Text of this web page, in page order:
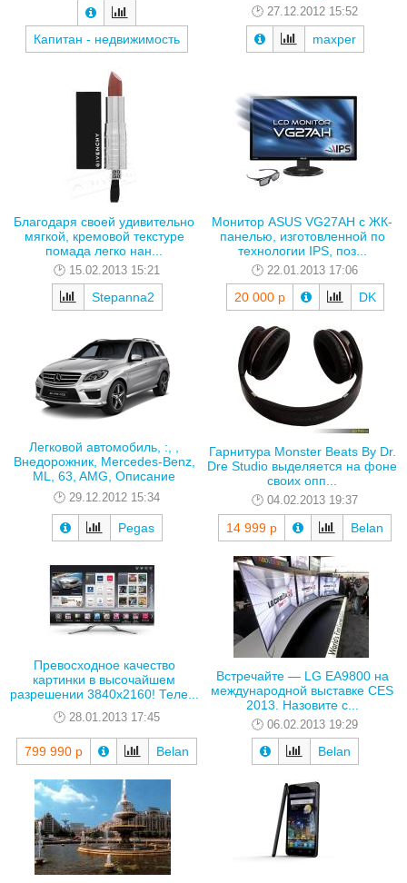
Капитан - недвижимость
27.12.2012 15:52
maxper
Благодаря своей удивительно
мягкой, кремовой текстуре
помада легко нан...
15.02.2013 15:21
Stepanna2
Монитор ASUS VG27AH с ЖК-
панелью, изготовленной по
технологии IPS, поз...
22.01.2013 17:06
20 000 р DK
Легковой автомобиль, :, ,
Внедорожник, Mercedes-Benz,
ML, 63, AMG, Описание
29.12.2012 15:34
Pegas
Гарнитура Monster Beats By Dr.
Dre Studio выделяется на фоне
своих опп...
04.02.2013 19:37
14 999 р Belan
Превосходное качество
картинки в высочайшем
разрешении 3840x2160! Теле...
28.01.2013 17:45
799 990 р Belan
Встречайте — LG EA9800 на
международной выставке CES
2013. Назовите с...
06.02.2013 19:29
Belan